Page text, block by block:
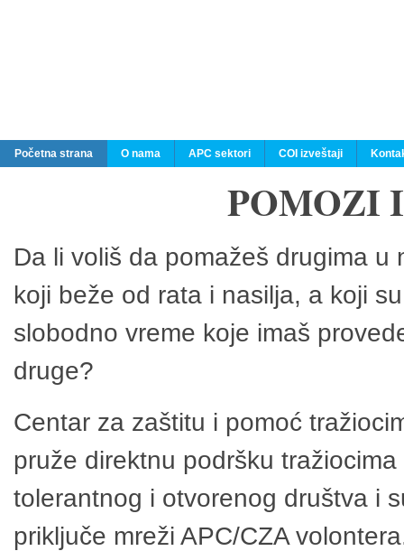
Početna strana O nama APC sektori COI izveštaji
POMOZI
Da li voliš da pomažeš drugima
koji beže od rata i nasilja, a koji
slobodno vreme koje imaš
druge?
Centar za zaštitu i pomoć
pruže direktnu podršku
tolerantnog i otvorenog društva i
priključe mreži APC/CZA